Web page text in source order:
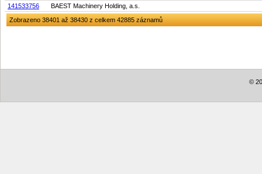
141533756
BAEST Machinery Holding, a.s.
Zobrazeno 38401 až 38430 z celkem 42885 záznamů
©